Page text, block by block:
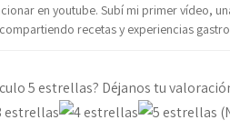
en youtube. Subí mi primer vídeo,
recetas y experiencias
5 estrellas? Déjanos tu